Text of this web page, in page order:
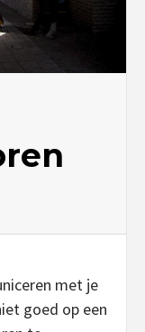
met je
goed op een